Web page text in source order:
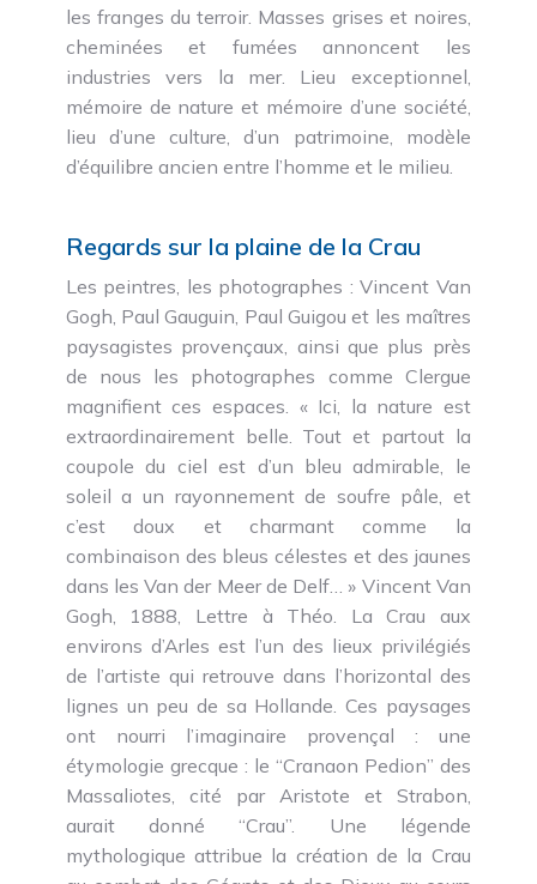
les franges du terroir. Masses grises et noires,
cheminées et fumées annoncent les
industries vers la mer. Lieu exceptionnel,
mémoire de nature et mémoire d’une société,
lieu d’une culture, d’un patrimoine, modèle
d’équilibre ancien entre l’homme et le milieu.
Regards sur la plaine de la Crau
Les peintres, les photographes : Vincent Van
Gogh, Paul Gauguin, Paul Guigou et les maîtres
paysagistes provençaux, ainsi que plus près
de nous les photographes comme Clergue
magnifient ces espaces. « Ici, la nature est
extraordinairement belle. Tout et partout la
coupole du ciel est d’un bleu admirable, le
soleil a un rayonnement de soufre pâle, et
c’est doux et charmant comme la
combinaison des bleus célestes et des jaunes
dans les Van der Meer de Delf… » Vincent Van
Gogh, 1888, Lettre à Théo. La Crau aux
environs d’Arles est l’un des lieux privilégiés
de l’artiste qui retrouve dans l’horizontal des
lignes un peu de sa Hollande. Ces paysages
ont nourri l’imaginaire provençal : une
étymologie grecque : le “Cranaon Pedion” des
Massaliotes, cité par Aristote et Strabon,
aurait donné “Crau”. Une légende
mythologique attribue la création de la Crau